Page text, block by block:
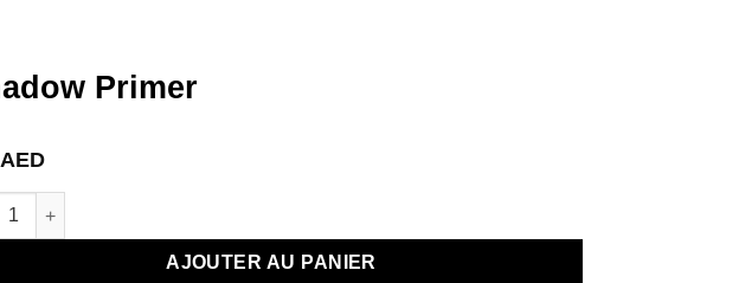
Primer
AED
de Shadow Primer
AJOUTER AU PANIER